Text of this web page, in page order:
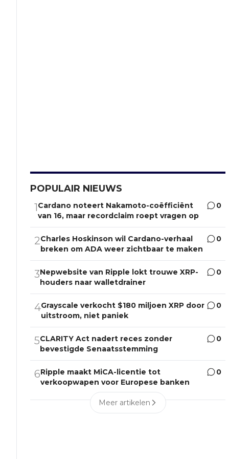
POPULAIR NIEUWS
1Cardano noteert Nakamoto-coëfficiënt
van 16, maar recordclaim roept vragen op
0
2Charles Hoskinson wil Cardano-verhaal
breken om ADA weer zichtbaar te maken
0
3Nepwebsite van Ripple lokt trouwe XRP-
houders naar walletdrainer
0
4Grayscale verkocht $180 miljoen XRP door
uitstroom, niet paniek
0
5CLARITY Act nadert reces zonder
bevestigde Senaatsstemming
0
6Ripple maakt MiCA-licentie tot
verkoopwapen voor Europese banken
0
Meer artikelen